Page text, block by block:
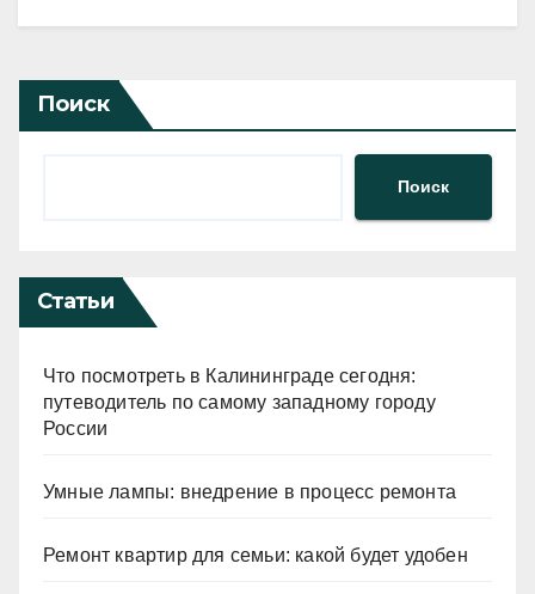
Поиск
Поиск
Статьи
Что посмотреть в Калининграде сегодня:
путеводитель по самому западному городу
России
Умные лампы: внедрение в процесс ремонта
Ремонт квартир для семьи: какой будет удобен